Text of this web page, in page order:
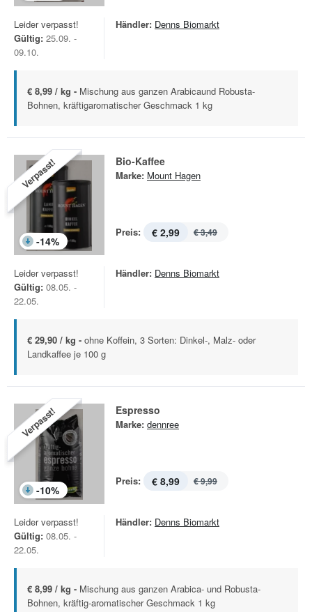
Leider verpasst!
Gültig: 25.09. -
09.10.
Händler: Denns Biomarkt
€ 8,99 / kg - Mischung aus ganzen Arabicaund Robusta-
Bohnen, kräftigaromatischer Geschmack 1 kg
Verpasst!
-14%
Bio-Kaffee
Marke: Mount Hagen
Preis: € 2,99 € 3,49
Leider verpasst!
Gültig: 08.05. -
22.05.
Händler: Denns Biomarkt
€ 29,90 / kg - ohne Koffein, 3 Sorten: Dinkel-, Malz- oder
Landkaffee je 100 g
Verpasst!
-10%
Espresso
Marke: dennree
Preis: € 8,99 € 9,99
Leider verpasst!
Gültig: 08.05. -
22.05.
Händler: Denns Biomarkt
€ 8,99 / kg - Mischung aus ganzen Arabica- und Robusta-
Bohnen, kräftig-aromatischer Geschmack 1 kg